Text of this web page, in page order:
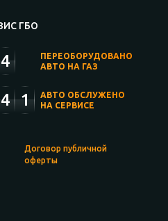
ГБО
4
ПЕРЕОБОРУДОВАНО
АВТО НА ГАЗ
4 1
АВТО ОБСЛУЖЕНО
НА СЕРВИСЕ
Договор публичной
оферты